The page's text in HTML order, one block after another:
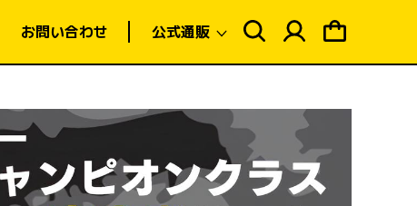
お問い合わせ 公式通販
グ
イ
ン
カ
ト